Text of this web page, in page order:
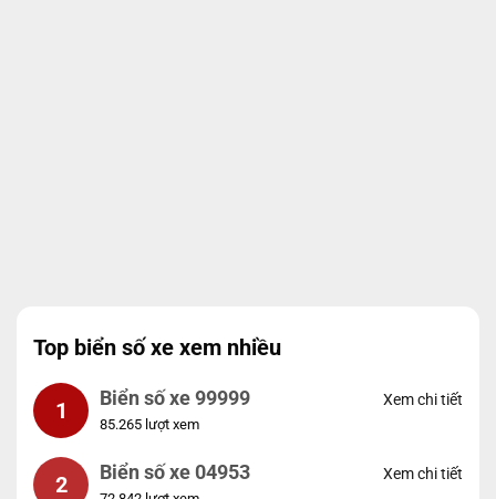
Top biển số xe xem nhiều
1 Biển số xe 99999
85.265 lượt xem
Xem chi tiết
2 Biển số xe 04953 Xem chi tiết